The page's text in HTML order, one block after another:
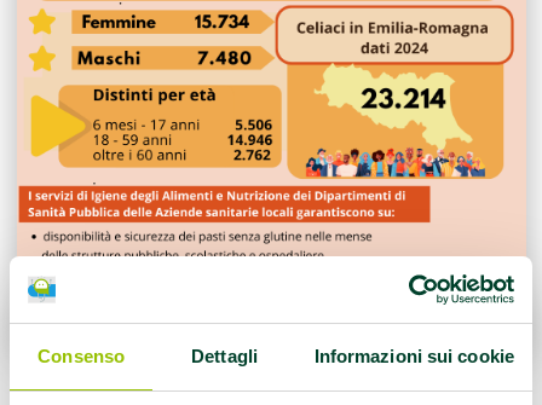
Consenso Dettagli Informazioni sui cookie